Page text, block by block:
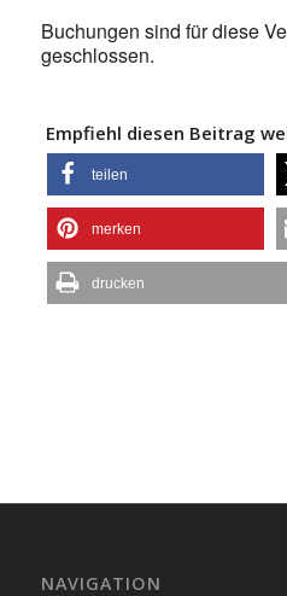
Buchungen sind für diese
geschlossen.
Empfiehl diesen Beitrag
teilen
merken
drucken
NAVIGATION